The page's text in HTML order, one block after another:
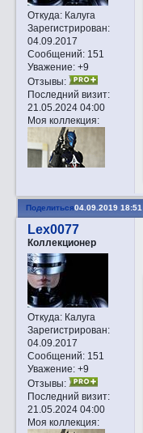
Откуда:Калуга
Зарегистрирован:
04.09.2017
Сообщений:151
Уважение: +9
Отзывы:
Последний визит:
21.05.2024 04:00
Моя коллекция:
Поделиться04.09.2019 18:51
Lex0077
Коллекционер
Откуда:Калуга
Зарегистрирован:
04.09.2017
Сообщений:151
Уважение: +9
Отзывы:
Последний визит:
21.05.2024 04:00
Моя коллекция: